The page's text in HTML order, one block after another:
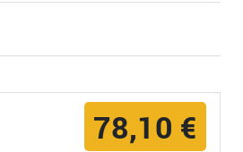
78,10 €